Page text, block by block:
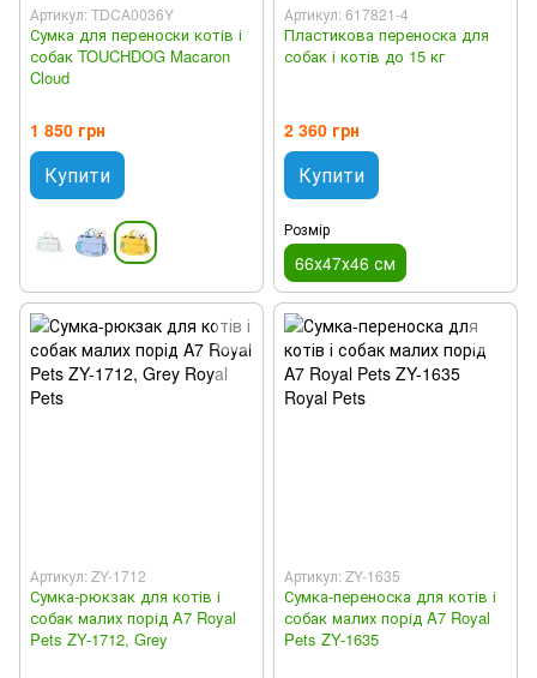
Артикул: TDCA0036Y
Сумка для переноски котів і
собак TOUCHDOG Macaron
Cloud
1 850 грн
Купити
Артикул: 617821-4
Пластикова переноска для
собак і котів до 15 кг
2 360 грн
Купити
Розмір
66х47х46 см
Артикул: ZY-1712
Сумка-рюкзак для котів і
собак малих порід A7 Royal
Pets ZY-1712, Grey
Артикул: ZY-1635
Сумка-переноска для котів і
собак малих порід A7 Royal
Pets ZY-1635